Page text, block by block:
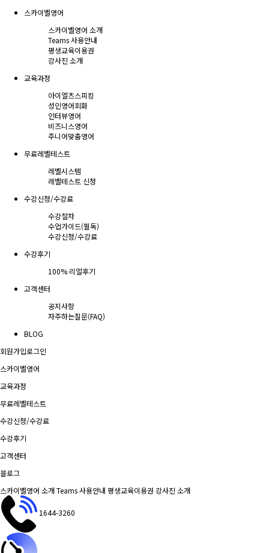
스카이벨영어
스카이벨영어 소개
Teams 사용안내
평생교육이용권
강사진 소개
교육과정
아이엘츠스피킹
성인영어회화
인터뷰영어
비즈니스영어
주니어맞춤영어
무료레벨테스트
레벨시스템
레벨테스트 신청
수강신청/수강료
수강절차
수업가이드(필독)
수강신청/수강료
수강후기
100% 리얼후기
고객센터
공지사항
자주하는질문(FAQ)
BLOG
회원가입로그인
스카이벨영어
교육과정
무료레벨테스트
수강신청/수강료
수강후기
고객센터
블로그
스카이벨영어 소개Teams 사용안내 평생교육이용권 강사진 소개
1644-3260